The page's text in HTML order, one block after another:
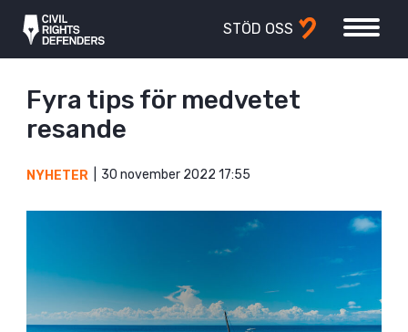
STÖD OSS
Fyra tips för medvetet
resande
NYHETER 30 november 2022 17:55